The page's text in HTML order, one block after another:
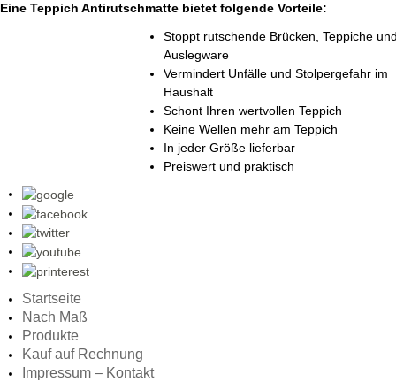
Eine Teppich Antirutschmatte bietet folgende Vorteile:
Stoppt rutschende Brücken, Teppiche
Auslegware
Vermindert Unfälle und Stolpergefahr im
Haushalt
Schont Ihren wertvollen Teppich
Keine Wellen mehr am Teppich
In jeder Größe lieferbar
Preiswert und praktisch
Startseite
Nach Maß
Produkte
Kauf auf Rechnung
Impressum – Kontakt